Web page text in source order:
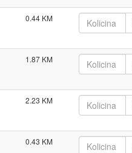
0.44
1.87
2.23
0.43